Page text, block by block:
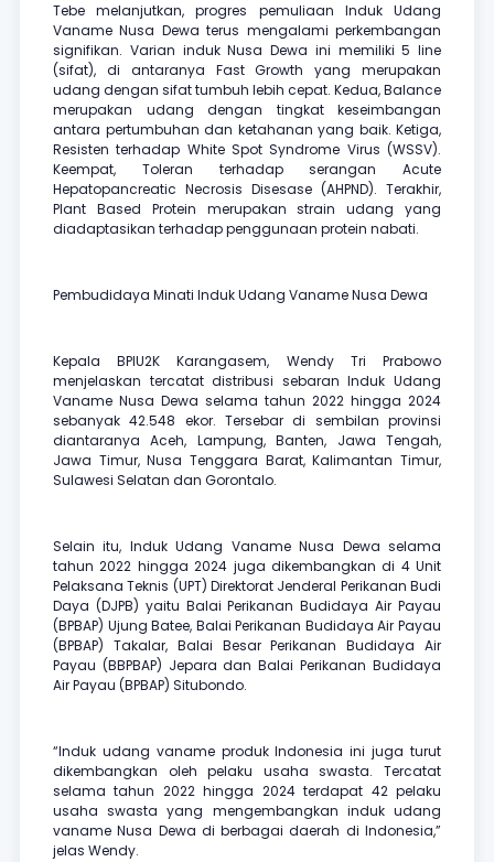
Tebe melanjutkan, progres pemuliaan Induk Udang
Vaname Nusa Dewa terus mengalami perkembangan
signifikan. Varian induk Nusa Dewa ini memiliki 5 line
(sifat), di antaranya Fast Growth yang merupakan
udang dengan sifat tumbuh lebih cepat. Kedua, Balance
merupakan udang dengan tingkat keseimbangan
antara pertumbuhan dan ketahanan yang baik. Ketiga,
Resisten terhadap White Spot Syndrome Virus (WSSV).
Keempat, Toleran terhadap serangan Acute
Hepatopancreatic Necrosis Disesase (AHPND). Terakhir,
Plant Based Protein merupakan strain udang yang
diadaptasikan terhadap penggunaan protein nabati.
Pembudidaya Minati Induk Udang Vaname Nusa Dewa
Kepala BPIU2K Karangasem, Wendy Tri Prabowo
menjelaskan tercatat distribusi sebaran Induk Udang
Vaname Nusa Dewa selama tahun 2022 hingga 2024
sebanyak 42.548 ekor. Tersebar di sembilan provinsi
diantaranya Aceh, Lampung, Banten, Jawa Tengah,
Jawa Timur, Nusa Tenggara Barat, Kalimantan Timur,
Sulawesi Selatan dan Gorontalo.
Selain itu, Induk Udang Vaname Nusa Dewa selama
tahun 2022 hingga 2024 juga dikembangkan di 4 Unit
Pelaksana Teknis (UPT) Direktorat Jenderal Perikanan Budi
Daya (DJPB) yaitu Balai Perikanan Budidaya Air Payau
(BPBAP) Ujung Batee, Balai Perikanan Budidaya Air Payau
(BPBAP) Takalar, Balai Besar Perikanan Budidaya Air
Payau (BBPBAP) Jepara dan Balai Perikanan Budidaya
Air Payau (BPBAP) Situbondo.
“Induk udang vaname produk Indonesia ini juga turut
dikembangkan oleh pelaku usaha swasta. Tercatat
selama tahun 2022 hingga 2024 terdapat 42 pelaku
usaha swasta yang mengembangkan induk udang
vaname Nusa Dewa di berbagai daerah di Indonesia,”
jelas Wendy.